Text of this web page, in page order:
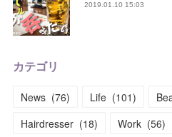
2019.01.10 15:03
カテゴリ
News (76) Life (101)
Hairdresser (18) Work (56)